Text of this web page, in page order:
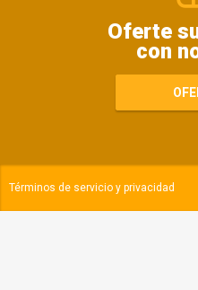
Oferte
con
Términos de servicio y privacidad